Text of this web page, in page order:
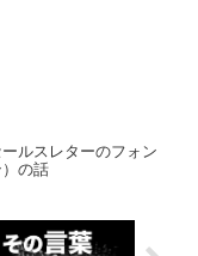
ルスレターのフォン
の話